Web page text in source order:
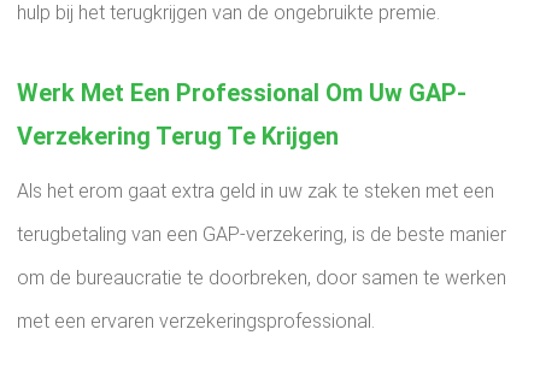
hulp bij het terugkrijgen van de ongebruikte premie.
Werk Met Een Professional Om Uw GAP-
Verzekering Terug Te Krijgen
Als het erom gaat extra geld in uw zak te steken met een
terugbetaling van een GAP-verzekering, is de beste manier
om de bureaucratie te doorbreken, door samen te werken
met een ervaren verzekeringsprofessional.